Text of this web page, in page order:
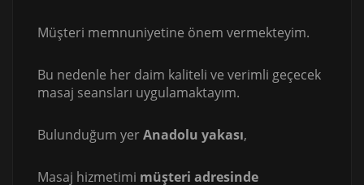
Müşteri memnuniyetine önem vermekteyim.
Bu nedenle her daim kaliteli ve verimli geçecek
masaj seansları uygulamaktayım.
Bulunduğum yerAnadolu yakası,
Masaj hizmetimi müşteri adresinde